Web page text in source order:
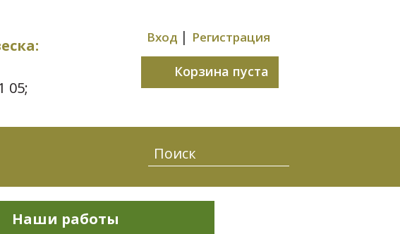
05;
Вход | Регистрация
Корзина пуста
Наши работы